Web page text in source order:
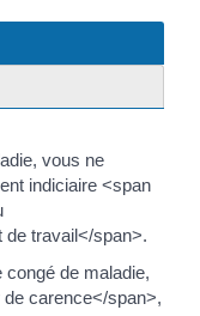
vous ne
indiciaire <span
travail</span>.
de maladie,
carence</span>,